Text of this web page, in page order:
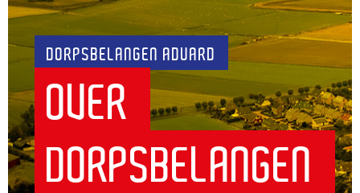
DORPSBELANGEN ADUARD
OVER
DORPSBELANGEN